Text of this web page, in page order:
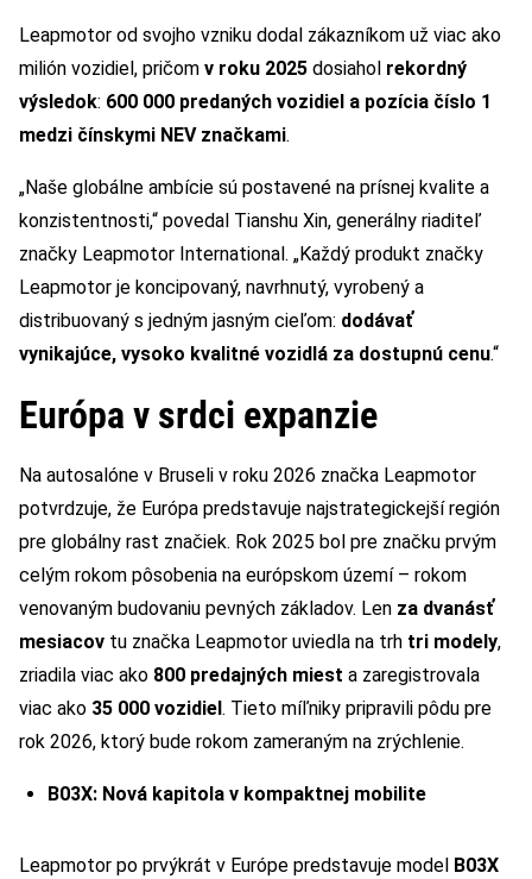
Leapmotor od svojho vzniku dodal zákazníkom už viac ako
milión vozidiel, pričom v roku 2025 dosiahol rekordný
výsledok: 600 000 predaných vozidiel a pozícia číslo 1
medzi čínskymi NEV značkami.
„Naše globálne ambície sú postavené na prísnej kvalite a
konzistentnosti,“ povedal Tianshu Xin, generálny riaditeľ
značky Leapmotor International. „Každý produkt značky
Leapmotor je koncipovaný, navrhnutý, vyrobený a
distribuovaný s jedným jasným cieľom: dodávať
vynikajúce, vysoko kvalitné vozidlá za dostupnú cenu.“
Európa v srdci expanzie
Na autosalóne v Bruseli v roku 2026 značka Leapmotor
potvrdzuje, že Európa predstavuje najstrategickejší región
pre globálny rast značiek. Rok 2025 bol pre značku prvým
celým rokom pôsobenia na európskom území – rokom
venovaným budovaniu pevných základov. Len za dvanásť
mesiacov tu značka Leapmotor uviedla na trh tri modely,
zriadila viac ako 800 predajných miest a zaregistrovala
viac ako 35 000 vozidiel . Tieto míľniky pripravili pôdu pre
rok 2026, ktorý bude rokom zameraným na zrýchlenie.
B03X: Nová kapitola v kompaktnej mobilite
Leapmotor po prvýkrát v Európe predstavuje model B03X